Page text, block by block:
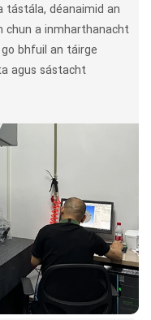
tástála, déanaimid an
chun a inmharthanacht
bhfuil an táirge
agus sástacht